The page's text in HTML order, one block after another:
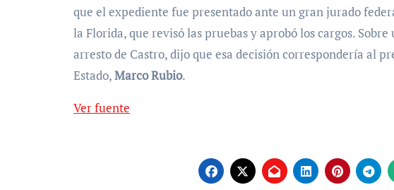
que el expediente fue presentado ante un gran jurado
la Florida, que revisó las pruebas y aprobó los cargos.
arresto de Castro, dijo que esa decisión correspondería al
Estado,Marco Rubio.
Ver fuente